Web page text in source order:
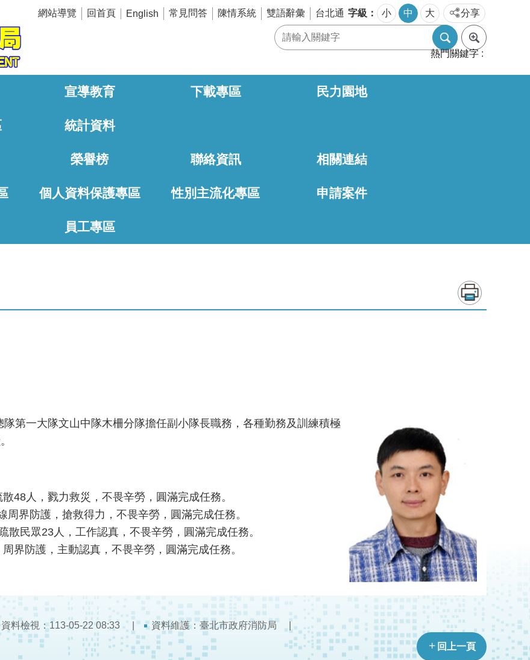
網站導覽 回首頁 English 常見問答 陳情系統 雙語辭彙 台北通 字級 小 中 大 分享
熱門關鍵字
宣導教育 下載專區 民力園地
統計資料
榮譽榜 聯絡資訊 相關連結
個人資料保護專區 性別主流化專區 申請案件
員工專區
第一大隊文山中隊木柵分隊擔任副小隊長職務，各種勤務及訓練積極
48人，戮力救災，不畏辛勞，圓滿完成任務。
界防護，搶救得力，不畏辛勞，圓滿完成任務。
民眾23人，工作認真，不畏辛勞，圓滿完成任務。
界防護，主動認真，不畏辛勞，圓滿完成任務。
資料檢視：113-05-22 08:33 資料維護：臺北市政府消防局
回上一頁